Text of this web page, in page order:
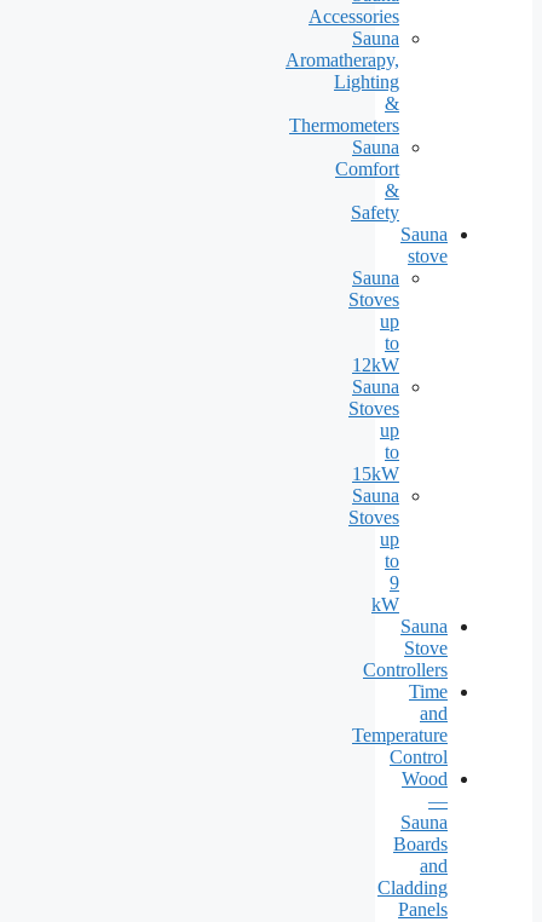
Accessories
Sauna
Aromatherapy,
Lighting
&
Thermometers
Sauna
Comfort
&
Safety
Sauna
stove
Sauna
Stoves
up
to
12kW
Sauna
Stoves
up
to
15kW
Sauna
Stoves
up
to
9
kW
Sauna
Stove
Controllers
Time
and
Temperature
Control
Wood
—
Sauna
Boards
and
Cladding
Panels